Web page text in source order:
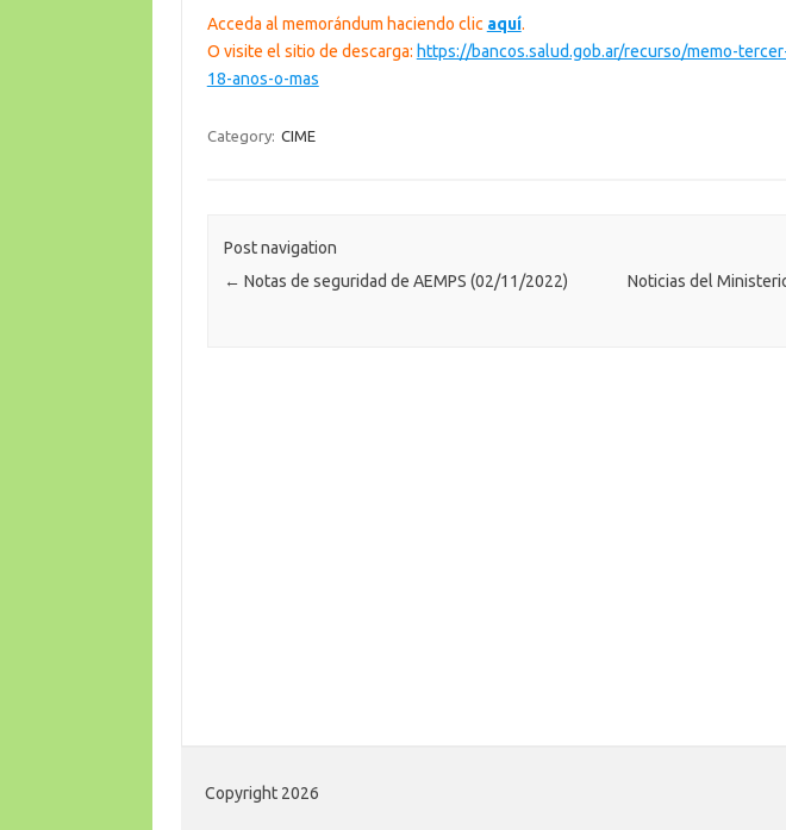
Acceda al memorándum haciendo clic aquí.
O visite el sitio de descarga: https://bancos.salud.gob.ar/recurso/memo-
18-anos-o-mas
Category: CIME
Post navigation
← Notas de seguridad de AEMPS (02/11/2022)
Noticias del
Copyright 2026